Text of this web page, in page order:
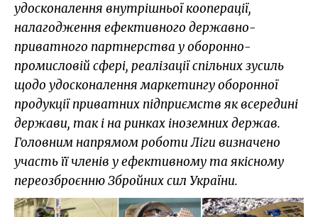
удосконалення внутрішньої кооперації,
налагодження ефективного державно-
приватного партнерства у оборонно-
промисловій сфері, реалізації спільних зусиль
щодо удосконалення маркетингу оборонної
продукції приватних підприємств як всередині
держави, так і на ринках іноземних держав.
Головним напрямом роботи Ліги визначено
участь її членів у ефективному та якісному
переозброєнню Збройних сил України.